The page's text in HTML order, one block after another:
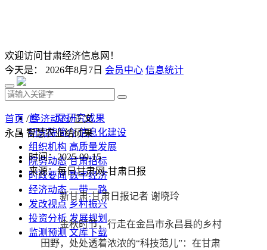
欢迎访问甘肃经济信息网！
今天是： 2026年8月7日 会员中心 信息统计
首 页 研究成果
研究院简介 信息化建设
组织机构 高质量发展
院务动态 甘肃招标
时政要闻 数字经济
经济动态 一带一路
发改视点 乡村振兴
投资分析 发展规划
监测预测 文库下载
首页 /经济动态/ 正文
永昌 智慧农业结硕果
时间：2025-09-15
来源：每日甘肃网-甘肃日报
新甘肃·甘肃日报记者 谢晓玲
金秋时节，行走在金昌市永昌县的乡村
田野，处处透着浓浓的“科技范儿”：在甘肃